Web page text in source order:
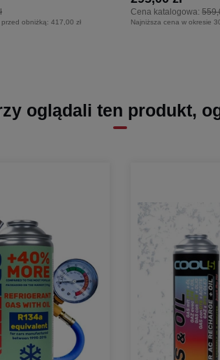
obniżką: 417,00 zł
Cena katalogowa:
Najniższa cena w okresie
oglądali ten produkt,